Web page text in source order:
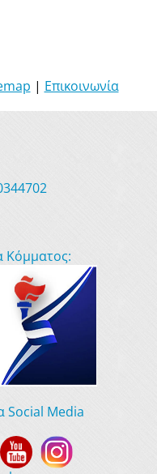
| Επικοινωνία
Κόμματος:
Social Media